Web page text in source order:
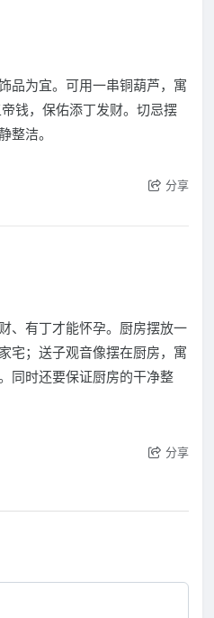
品为宜。可用一串铜葫芦，寓
钱，保佑添丁发财。切忌摆
整洁。
分享
、有丁才能怀孕。厨房摆放一
宅；送子观音像摆在厨房，寓
同时还要保证厨房的干净整
分享